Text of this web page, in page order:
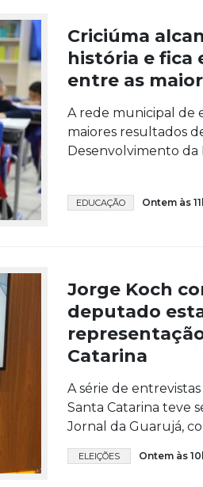
Criciúma
história e fica
entre as
A rede municipal de
maiores resultados
Desenvolvimento da
EDUCAÇÃO Ontem às
Jorge Koch
deputado
Catarina
A série de
Santa Catarina teve
Jornal da Guarujá,
ELEIÇÕES Ontem às